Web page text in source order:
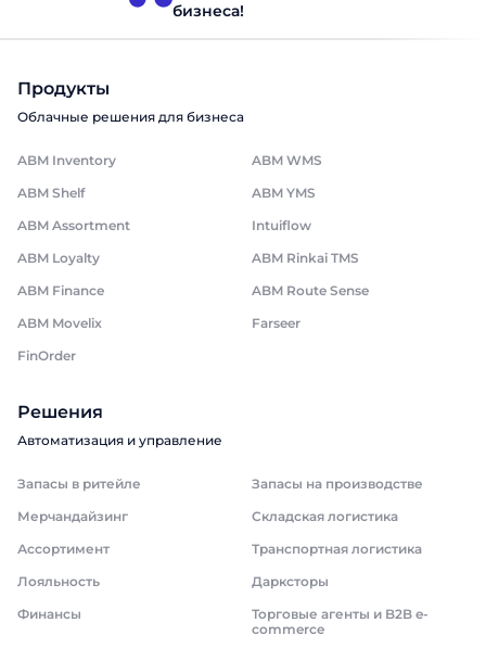
бизнеса!
Продукты
Облачные решения для бизнеса
ABM Inventory
ABM WMS
ABM Shelf
ABM YMS
ABM Assortment
Intuiflow
ABM Loyalty
ABM Rinkai TMS
ABM Finance
ABM Route Sense
ABM Movelix
Farseer
FinOrder
Решения
Автоматизация и управление
Запасы в ритейле
Запасы на производстве
Мерчандайзинг
Складская логистика
Ассортимент
Транспортная логистика
Лояльность
Дарксторы
Финансы
Торговые агенты и B2B e-
commerce